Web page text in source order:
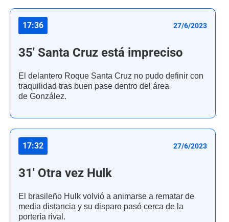
17:36 27/6/2023
35' Santa Cruz está impreciso
El delantero Roque Santa Cruz no pudo definir con
traquilidad tras buen pase dentro del área
de González.
17:32 27/6/2023
31' Otra vez Hulk
El brasileño Hulk volvió a animarse a rematar de
media distancia y su disparo pasó cerca de la
portería rival.